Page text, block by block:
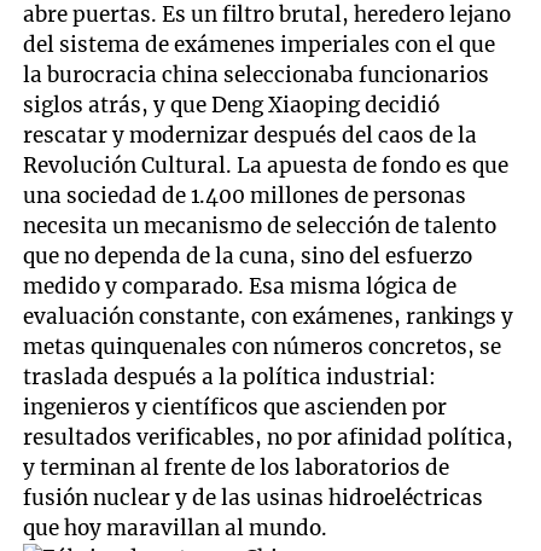
abre puertas. Es un filtro brutal, heredero lejano
del sistema de exámenes imperiales con el que
la burocracia china seleccionaba funcionarios
siglos atrás, y que Deng Xiaoping decidió
rescatar y modernizar después del caos de la
Revolución Cultural. La apuesta de fondo es que
una sociedad de 1.400 millones de personas
necesita un mecanismo de selección de talento
que no dependa de la cuna, sino del esfuerzo
medido y comparado. Esa misma lógica de
evaluación constante, con exámenes, rankings y
metas quinquenales con números concretos, se
traslada después a la política industrial:
ingenieros y científicos que ascienden por
resultados verificables, no por afinidad política,
y terminan al frente de los laboratorios de
fusión nuclear y de las usinas hidroeléctricas
que hoy maravillan al mundo.